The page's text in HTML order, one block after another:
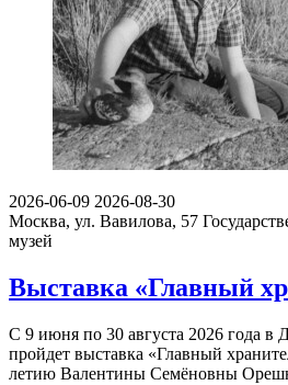
2026-06-09 2026-08-30
Москва, ул. Вавилова, 57
музей
Выставка «Главный
С 9 июня по 30 августа 2026 года в
пройдет выставка «Главный
летию Валентины Семёновны